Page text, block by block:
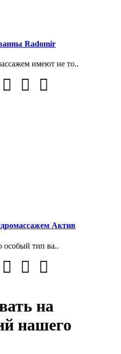
Radomir
имеют не то..
Актив
особый тип ва..
на
нашего